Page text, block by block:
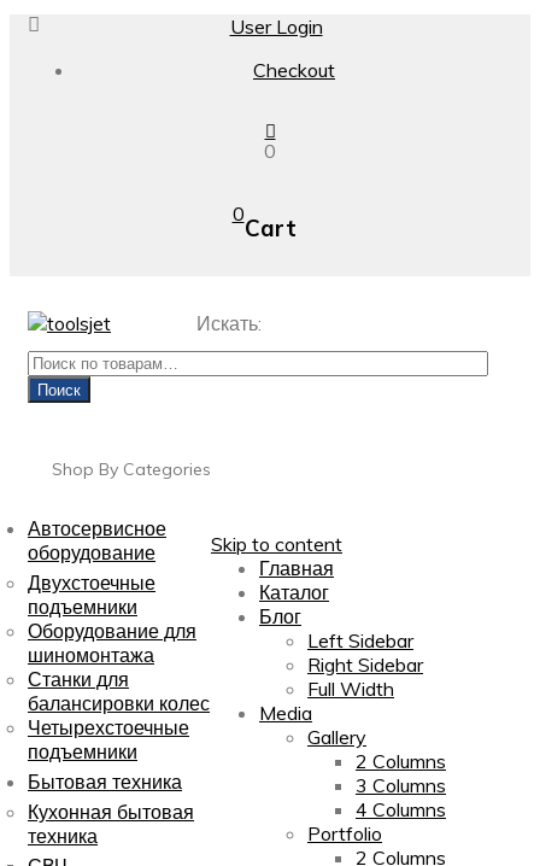
User Login
Checkout
0
0Cart
Искать:
Поиск
Shop By Categories
Skip to content
Главная
Каталог
Блог
Left Sidebar
Right Sidebar
Full Width
Media
Gallery
2 Columns
3 Columns
4 Columns
Portfolio
2 Columns
Автосервисное
оборудование
Двухстоечные
подъемники
Оборудование для
шиномонтажа
Станки для
балансировки колес
Четырехстоечные
подъемники
Бытовая техника
Кухонная бытовая
техника